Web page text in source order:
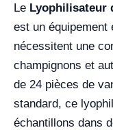
Le Lyophilisateur
est un équipement
nécessitent une
champignons et
de 24 pièces de
standard, ce
échantillons dans